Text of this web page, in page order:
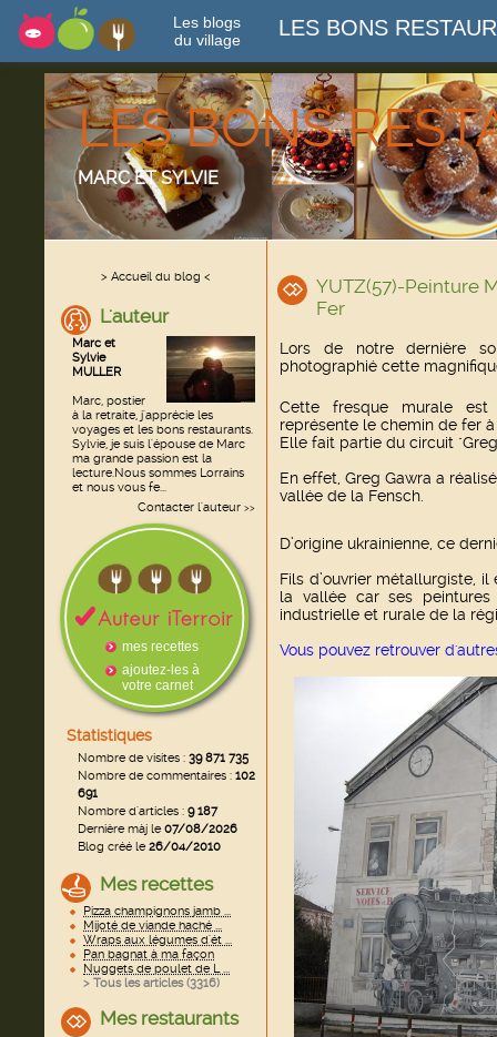
Les blogs
du village
LES BONS
LES BONS
MARC ET SYLVIE
> Accueil du blog <
L'auteur
Marc et
Sylvie
MULLER
Marc, postier
à la retraite, j'apprécie les
voyages et les bons restaurants.
Sylvie, je suis l'épouse de Marc
ma grande passion est la
lecture.Nous sommes Lorrains
et nous vous fe...
Contacter l'auteur >>
mes recettes
ajoutez-les à
votre carnet
Statistiques
Nombre de visites : 39 871 735
Nombre de commentaires : 102
691
Nombre d'articles : 9 187
Dernière màj le07/08/2026
Blog créé le26/04/2010
Mes recettes
Pizza champignons jamb ...
Mijoté de viande haché ...
Wraps aux légumes d'ét ...
Pan bagnat à ma façon
Nuggets de poulet de L ...
> Tous les articles (3316)
Mes restaurants
YUTZ(57)-Peinture
Fer
Lors de notre dernière
photographié cette
Cette fresque murale
représente le chemin de fer à
Elle fait partie du circuit
En effet, Greg Gawra a
vallée de la Fensch.
D’origine ukrainienne, ce
Fils d’ouvrier métallurgiste,
la vallée car ses
industrielle et rurale de la
Vous pouvez retrouver